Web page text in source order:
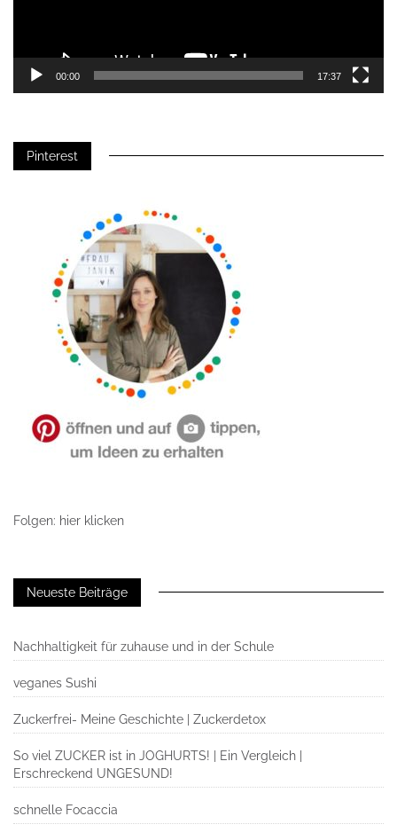
00:00 17:37
Pinterest
Folgen: hier klicken
Neueste Beiträge
Nachhaltigkeit für zuhause und in der Schule
veganes Sushi
Zuckerfrei- Meine Geschichte | Zuckerdetox
So viel ZUCKER ist in JOGHURTS! | Ein Vergleich |
Erschreckend UNGESUND!
schnelle Focaccia